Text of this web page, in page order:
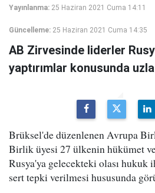
Yayınlanma: 25 Haziran 2021 Cuma 14:11
Güncelleme: 25 Haziran 2021 Cuma 14:35
AB Zirvesinde liderler
yaptırımlar konusunda
Brüksel'de düzenlenen Avrupa
Birlik üyesi 27 ülkenin hükümet
Rusya'ya gelecekteki olası hukuk
sert tepki verilmesi hususunda